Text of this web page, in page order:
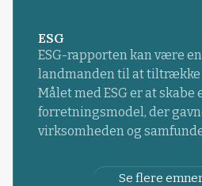
ESG
ESG-rapporten kan være
landmanden til at tiltrække
Målet med ESG er at skabe
forretningsmodel, der
virksomheden og
Se flere